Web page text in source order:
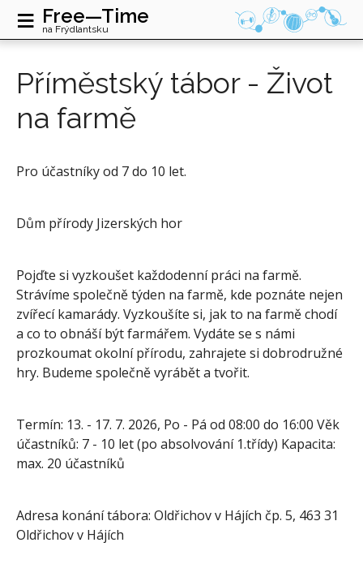
≡ Free—Time
na Frýdlantsku
Příměstský tábor - Život
na farmě
Pro účastníky od 7 do 10 let.
Dům přírody Jizerských hor
Pojďte si vyzkoušet každodenní práci na farmě.
Strávíme společně týden na farmě, kde poznáte nejen
zvířecí kamarády. Vyzkoušíte si, jak to na farmě chodí
a co to obnáší být farmářem. Vydáte se s námi
prozkoumat okolní přírodu, zahrajete si dobrodružné
hry. Budeme společně vyrábět a tvořit.
Termín: 13. - 17. 7. 2026, Po - Pá od 08:00 do 16:00 Věk
účastníků: 7 - 10 let (po absolvování 1.třídy) Kapacita:
max. 20 účastníků
Adresa konání tábora: Oldřichov v Hájích čp. 5, 463 31
Oldřichov v Hájích